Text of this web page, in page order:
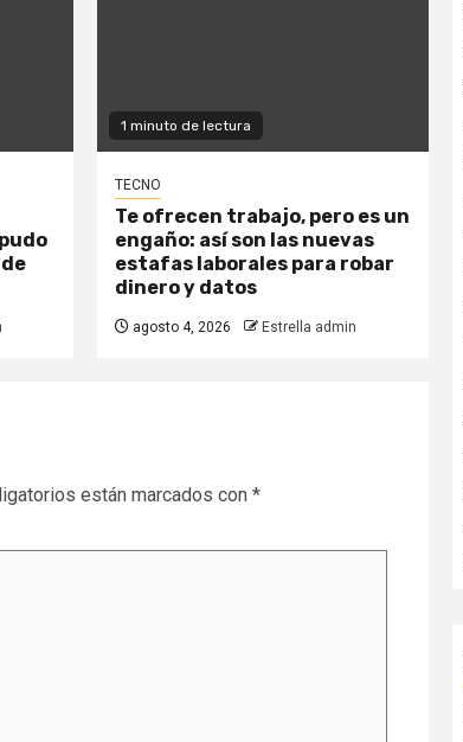
1 minuto de lectura
TECNO
Te ofrecen trabajo, pero es un
engaño: así son las nuevas
estafas laborales para robar
dinero y datos
agosto 4, 2026 Estrella admin
están marcados con *